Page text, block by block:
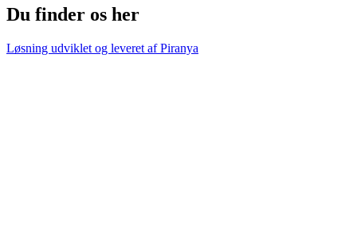
Du finder os her
Løsning udviklet og leveret afPiranya